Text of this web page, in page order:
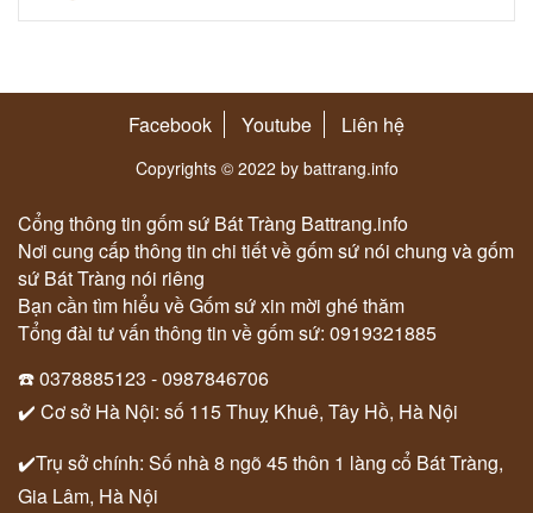
Facebook Youtube Liên hệ
Copyrights © 2022 by battrang.info
Cổng thông tin gốm sứ Bát Tràng Battrang.info
Nơi cung cấp thông tin chi tiết về gốm sứ nói chung và gốm
sứ Bát Tràng nói riêng
Bạn cần tìm hiểu về Gốm sứ xin mời ghé thăm
Tổng đài tư vấn thông tin về gốm sứ: 0919321885
☎️ 0378885123 - 0987846706
✔️ Cơ sở Hà Nội: số 115 Thuỵ Khuê, Tây Hồ, Hà Nội
✔️Trụ sở chính: Số nhà 8 ngõ 45 thôn 1 làng cổ Bát Tràng,
Gia Lâm, Hà Nội